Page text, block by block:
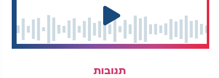
תגובות